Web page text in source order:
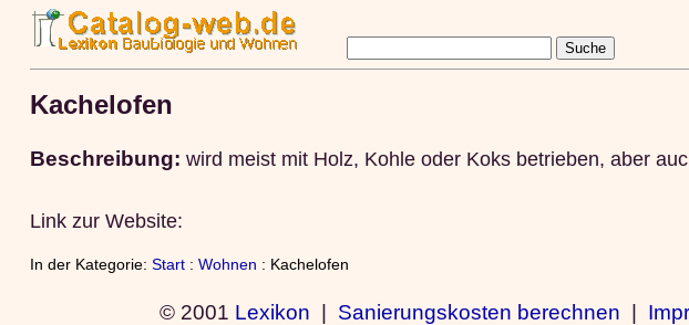
Kachelofen
Beschreibung: wird meist mit Holz, Kohle oder Koks betrieben, aber
Link zur Website:
In der Kategorie: Start: Wohnen : Kachelofen
© 2001 Lexikon | Sanierungskosten berechnen |